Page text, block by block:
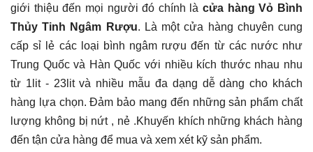
giới thiệu đến mọi người đó chính làcửa hàng Vỏ Bình
Thủy Tinh Ngâm Rượu. Là một cửa hàng chuyên cung
cấp sỉ lẻ các loại bình ngâm rượu đến từ các nước như
Trung Quốc và Hàn Quốc với nhiều kích thước nhau nhu
từ 1lit - 23lit và nhiều mẫu đa dạng dễ dàng cho khách
hàng lựa chọn. Đảm bảo mang đến những sản phẩm chất
lượng không bị nứt , nẻ .Khuyến khích những khách hàng
đến tận cửa hàng để mua và xem xét kỹ sản phẩm.